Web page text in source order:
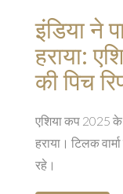
इंडिया ने
हराया:
की पिच
एशिया कप 2025 के
हराया। टिलक
रहे।